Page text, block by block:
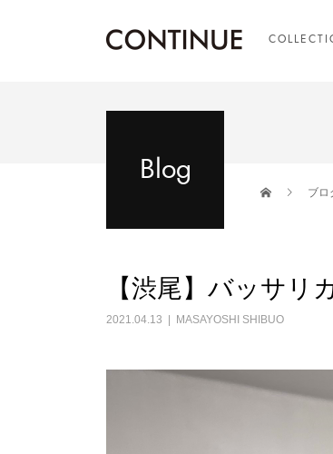
Blog
ブロ
【渋尾】バッサリ
2021.04.13 MASAYOSHI SHIBUO